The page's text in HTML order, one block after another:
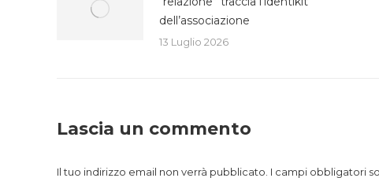
dell’associazione
13 Luglio 2026
Lascia un commento
Il tuo indirizzo email non verrà pubblicato. I campi obbligatori